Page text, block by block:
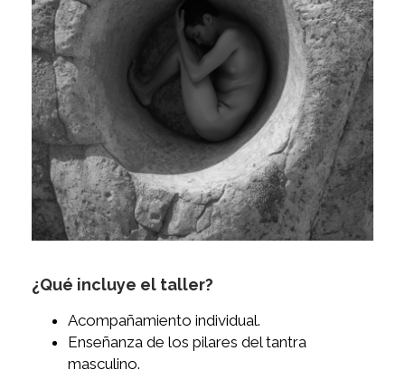
¿Qué incluye el taller?
Acompañamiento individual.
Enseñanza de los pilares del tantra
masculino.